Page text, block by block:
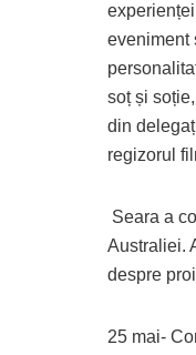
eveniment
soț și
din
regizorul
Seara a
Australiei.
despre
25 mai-